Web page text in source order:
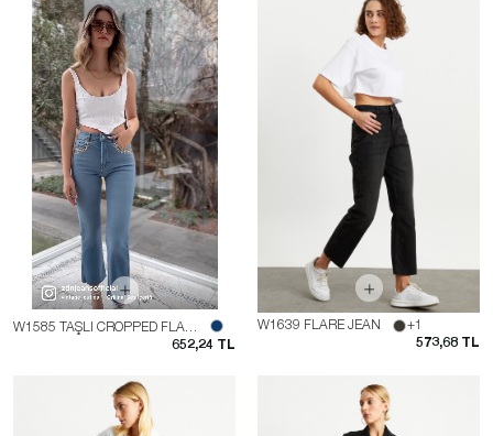
W1585 TAŞLI CROPPED FLARE JEAN
652,24 TL
W1639 FLARE JEAN
+1
573,68 TL